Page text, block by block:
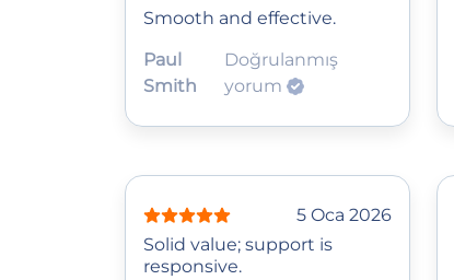
Smooth and effective.
Paul
Smith
Doğrulanmış
yorum
5 Oca 2026
Solid value; support is
responsive.